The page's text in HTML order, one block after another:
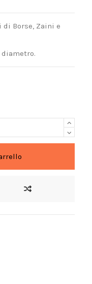
Borse, Zaini e